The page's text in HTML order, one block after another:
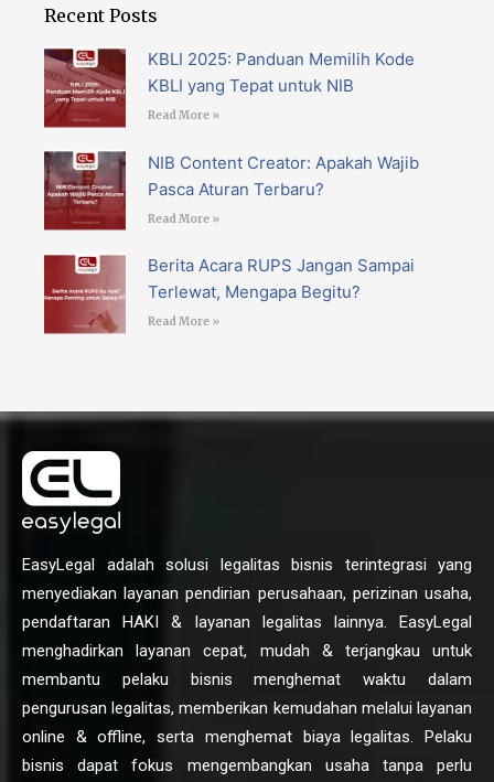
Recent Posts
KBLI 2025: Panduan Memilih Kode
KBLI yang Tepat untuk NIB
Read More »
NIB Content Creator: Apakah Wajib
Pasca Aturan Terbaru?
Read More »
Berita Acara RUPS Jangan Sampai
Terlewat, Mengapa Begitu?
Read More »
EasyLegal adalah solusi legalitas bisnis terintegrasi yang
menyediakan layanan pendirian perusahaan, perizinan usaha,
pendaftaran HAKI & layanan legalitas lainnya. EasyLegal
menghadirkan layanan cepat, mudah & terjangkau untuk
membantu pelaku bisnis menghemat waktu dalam
pengurusan legalitas, memberikan kemudahan melalui layanan
online & offline, serta menghemat biaya legalitas. Pelaku
bisnis dapat fokus mengembangkan usaha tanpa perlu